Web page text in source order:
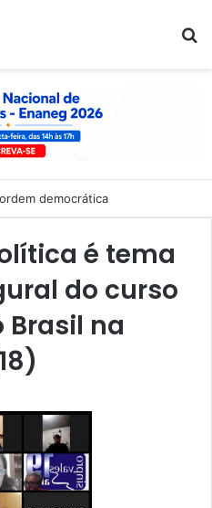
democrática
é tema
do curso
Brasil na